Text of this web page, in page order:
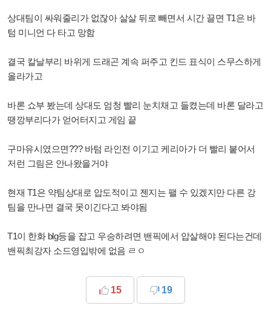
상대팀이 싸워줄리가 없잖아 살살 뒤로 빼면서 시간 끌면 T1은 바
텀 미니언 다 타고 망함
결국 칼날부리 바위게 드래곤 계속 퍼주고 킨드 표식이 스무스하게
올라가고
바론 쇼부 봤는데 상대도 엄청 빨리 눈치채고 들켰는데 바론 달라고
땡깡부리다가 얻어터지고 게임 끝
구마유시였으면??? 바텀 라인전 이기고 케리아가 더 빨리 붙어서
저런 그림은 안나왔을거야
현재 T1은 약팀상대로 압도적이고 젠지는 팰 수 있겠지만 다른 강
팀을 만나면 결국 못이긴다고 봐야됨
T1이 한화 blg등을 잡고 우승하려면 밴픽에서 압살해야 된다는건데
밴픽최강자 소드영입밖에 없음 ㄹㅇ
15 19